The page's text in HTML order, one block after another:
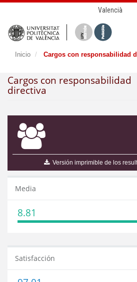
Valencià
Inicio Cargos con responsabilidad
Cargos con responsabilidad
directiva
Versión imprimible de los
Media
8.81
Satisfacción